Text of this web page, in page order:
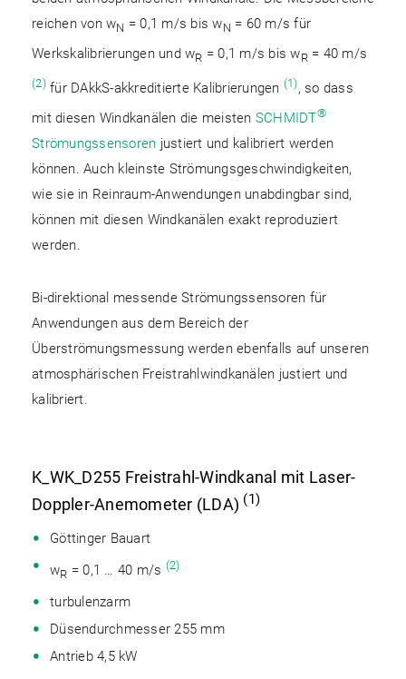
reichen von wN = 0,1 m/s bis wN = 60 m/s für
Werkskalibrierungen und wR = 0,1 m/s bis wR= 40 m/s
(2)für DAkkS-akkreditierte Kalibrierungen (1), so dass
mit diesen Windkanälen die meisten SCHMIDT®
Strömungssensoren justiert und kalibriert werden
können. Auch kleinste Strömungsge­schwindigkeiten,
wie sie in Reinraum-Anwendungen unabdingbar sind,
können mit diesen Windkanälen exakt reproduziert
werden.
Bi-direktional messende Strömungssensoren für
Anwendungen aus dem Bereich der
Überströmungsmessung werden ebenfalls auf unseren
atmosphärischen Freistrahlwindkanälen justiert und
kalibriert.
K_WK_D255 Freistrahl-Windkanal mit Laser-
Doppler-Anemometer (LDA) (1)
Göttinger Bauart
wR = 0,1 … 40 m/s (2)
turbulenzarm
Düsendurchmesser 255 mm
Antrieb 4,5 kW